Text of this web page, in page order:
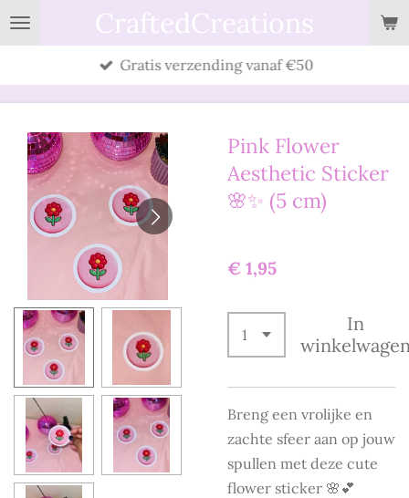
Ga
direct
CraftedCreations
Gratis verzending vanaf €50
Pink Flower
Aesthetic Sticker
🌸✨ (5 cm)
€ 1,95
In
Breng een vrolijke en
zachte sfeer aan op jouw
spullen met deze cute
flower sticker 🌸💕